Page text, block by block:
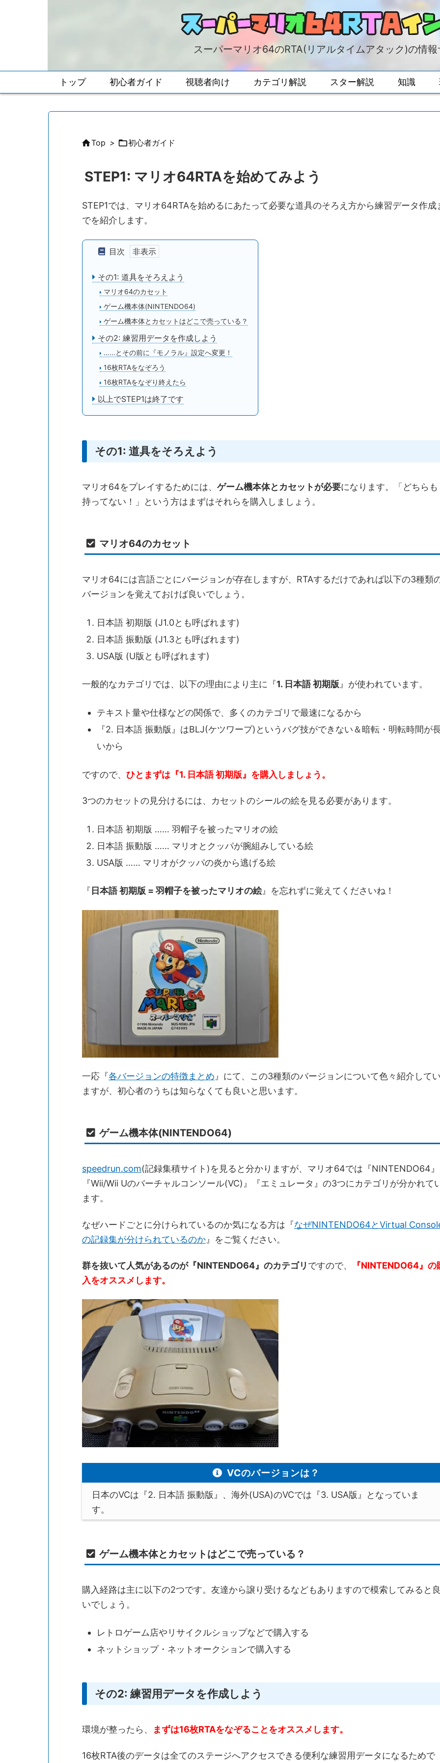
スーパーマリオ64のRTA(リアルタイムアタック)の情報
トップ 初心者ガイド 視聴者向け カテゴリ解説 スター解説 知識
Top > 初心者ガイド
STEP1: マリオ64RTAを始めてみよう
STEP1では、マリオ64RTAを始めるにあたって必要な道具のそろえ方から練習データ作成
でを紹介します。
目次
その1: 道具をそろえよう
マリオ64のカセット
ゲーム機本体(NINTENDO64)
ゲーム機本体とカセットはどこで売っている？
その2: 練習用データを作成しよう
……とその前に『モノラル』設定へ変更！
16枚RTAをなぞろう
16枚RTAをなぞり終えたら
以上でSTEP1は終了です
その1: 道具をそろえよう
マリオ64をプレイするためには、 ゲーム機本体とカセットが必要になります。「どちらも
持ってない！」という方はまずはそれらを購入しましょう。
マリオ64のカセット
マリオ64には言語ごとにバージョンが存在しますが、RTAするだけであれば以下の3種類
バージョンを覚えておけば良いでしょう。
日本語 初期版 (J1.0とも呼ばれます)
日本語 振動版 (J1.3とも呼ばれます)
USA版 (U版とも呼ばれます)
一般的なカテゴリでは、以下の理由により主に『1. 日本語 初期版』が使われています。
テキスト量や仕様などの関係で、多くのカテゴリで最速になるから
『2. 日本語 振動版』はBLJ(ケツワープ)というバグ技ができない＆暗転・明転時間が
いから
ですので、 ひとまずは『1. 日本語 初期版』を購入しましょう。
3つのカセットの見分けるには、カセットのシールの絵を見る必要があります。
日本語 初期版 …… 羽帽子を被ったマリオの絵
日本語 振動版 …… マリオとクッパが腕組みしている絵
USA版 …… マリオがクッパの炎から逃げる絵
『 日本語 初期版 = 羽帽子を被ったマリオの絵』を忘れずに覚えてくださいね！
一応『各バージョンの特徴まとめ』にて、この3種類のバージョンについて色々紹介して
ますが、初心者のうちは知らなくても良いと思います。
ゲーム機本体(NINTENDO64)
speedrun.com(記録集積サイト)を見ると分かりますが、マリオ64では『NINTENDO64』
『Wii/Wii Uのバーチャルコンソール(VC)』『エミュレータ』の3つにカテゴリが分かれて
ます。
なぜハードごとに分けられているのか気になる方は『なぜNINTENDO64とVirtual
の記録集が分けられているのか 』をご覧ください。
群を抜いて人気があるのが『NINTENDO64』のカテゴリ ですので、
『NINTENDO64』の
入をオススメします。
VCのバージョンは？
日本のVCは『2. 日本語 振動版』、海外(USA)のVCでは『3. USA版』となっていま
す。
ゲーム機本体とカセットはどこで売っている？
購入経路は主に以下の2つです。友達から譲り受けるなどもありますので模索してみると
いでしょう。
レトロゲーム店やリサイクルショップなどで購入する
ネットショップ・ネットオークションで購入する
その2: 練習用データを作成しよう
環境が整ったら、 まずは16枚RTAをなぞることをオススメします。
16枚RTA後のデータは全てのステージへアクセスできる便利な練習用データになるためで